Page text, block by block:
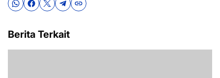
Berita Terkait